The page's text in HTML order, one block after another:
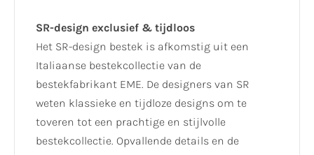
SR-design exclusief & tijdloos
Het SR-design bestek is afkomstig uit een
Italiaanse bestekcollectie van de
bestekfabrikant EME. De designers van SR
weten klassieke en tijdloze designs om te
toveren tot een prachtige en stijlvolle
bestekcollectie. Opvallende details en de